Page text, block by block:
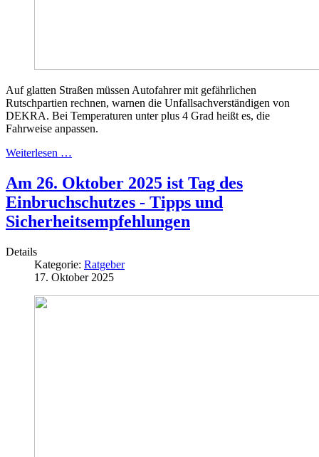
Auf glatten Straßen müssen Autofahrer mit gefährlichen
Rutschpartien rechnen, warnen die Unfallsachverständigen von
DEKRA. Bei Temperaturen unter plus 4 Grad heißt es, die
Fahrweise anpassen.
Weiterlesen …
Am 26. Oktober 2025 ist Tag des
Einbruchschutzes - Tipps und
Sicherheitsempfehlungen
Details
Kategorie: Ratgeber
17. Oktober 2025